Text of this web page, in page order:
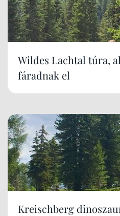
Wildes Lachtal túra,
fáradnak el
Kreischberg